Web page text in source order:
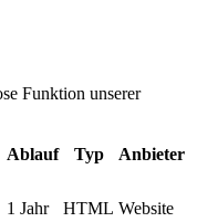
Funktion unserer
Ablauf Typ Anbieter
1 Jahr HTML Website